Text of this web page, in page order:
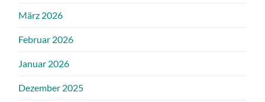
März 2026
Februar 2026
Januar 2026
Dezember 2025